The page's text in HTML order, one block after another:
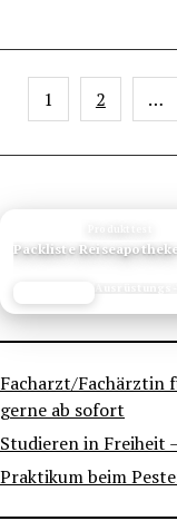
der
1 2 …
Packliste
Facharzt/Fachärztin
gerne ab sofort
Studieren in Freiheit
Praktikum beim